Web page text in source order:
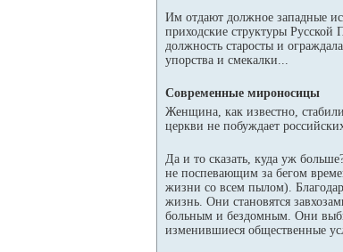
Им отдают должное западные
приходские структуры
должность старосты и
упорства и смекалки...
Современные мироносицы
Женщина, как известно,
церкви не побуждает
Да и то сказать, куда уж
не поспевающим за бегом
жизни со всем пылом).
жизнь. Они становятся
больным и бездомным. Они
изменившиеся общественные